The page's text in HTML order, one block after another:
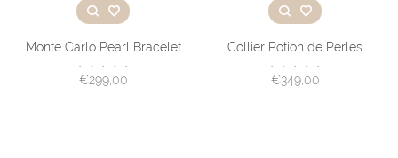
Monte Carlo Pearl Bracelet
• • • • •
€299,00
Collier Potion de Perles
• • • • •
€349,00